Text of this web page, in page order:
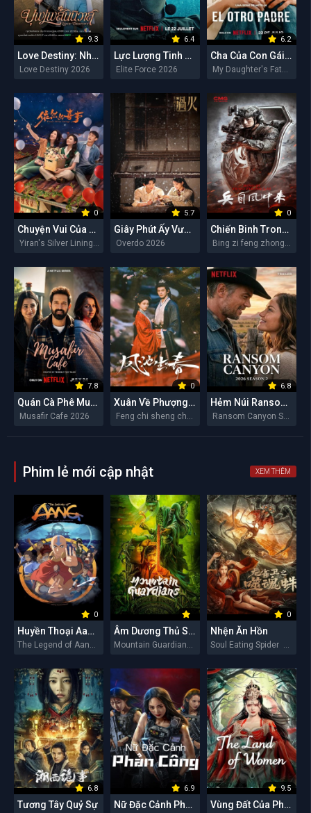
9.3
Love Destiny: Nhân Duyên Tiền Định
Love Destiny 2026
6.4
Lực Lượng Tinh Nhuệ
Elite Force 2026
6.2
Cha Của Con Gái Tôi
My Daughter's Father 2026
0
Chuyện Vui Của Y Nhiên
5.7
Giây Phút Ấy Vượt Giới Hạn
Overdo 2026
0
Chiến Binh Trong Gió
7.8
Quán Cà Phê Musafir
Musafir Cafe 2026
0
Xuân Về Phượng Trì
Feng chi sheng chun 2026
6.8
Hẻm Núi Ransom (Mùa 2)
Ransom Canyon Season 2 2026
Phim lẻ mới cập nhật XEM THÊM
0
Huyền Thoại Aang: Tiết Khí Sư Cuối Cùng
The Legend of Aang: The Last Airbender 2026
Âm Dương Thủ Sơn Nhân
Mountain Guardians 2026
0
Nhện Ăn Hồn
Soul Eating Spider 2026
6.8
Tương Tây Quỷ Sự
6.9
Nữ Đặc Cảnh Phản Công
9.5
Vùng Đất Của Phụ Nữ